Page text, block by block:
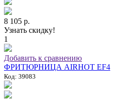
8 105 р.
Узнать скидку!
1
Добавить к сравнению
ФРИТЮРНИЦА AIRHOT EF4
Код: 39083